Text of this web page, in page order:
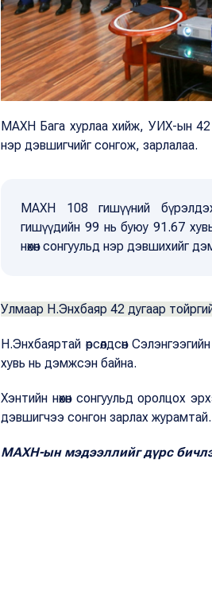
МАХН Бага хурлаа хийж, УИХ-ын 42
нэр дэвшигчийг сонгож, зарлалаа.
МАХН 108 гишүүний
гишүүдийн 99 нь буюу 91.67
нөхөн сонгуульд нэр дэвшихийг
Улмаар Н.Энхбаяр 42 дугаар
Н.Энхбаяртай өрсөлдсөн
хувь нь дэмжсэн байна.
Хэнтийн нөхөн сонгуульд оролцох
дэвшигчээ сонгон зарлах журамтай.
МАХН-ын мэдээллийг дүрс